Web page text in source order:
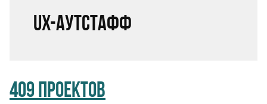
UX-аутстафф
409 проектов